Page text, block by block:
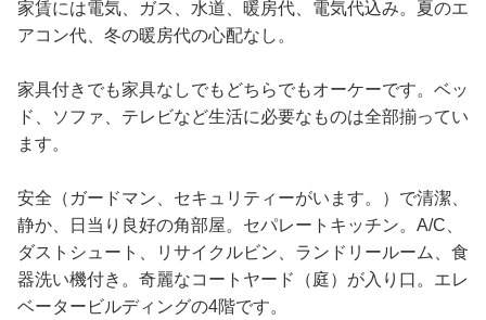
家賃には電気、ガス、水道、暖房代、電気代込み。夏のエ
アコン代、冬の暖房代の心配なし。
家具付きでも家具なしでもどちらでもオーケーです。ベッ
ド、ソファ、テレビなど生活に必要なものは全部揃ってい
ます。
安全（ガードマン、セキュリティーがいます。）で清潔、
静か、日当り良好の角部屋。セパレートキッチン。A/C、
ダストシュート、リサイクルビン、ランドリールーム、食
器洗い機付き。奇麗なコートヤード（庭）が入り口。エレ
ベータービルディングの4階です。